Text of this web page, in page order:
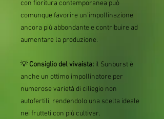
con fioritura contemporanea può
comunque favorire un'impollinazione
ancora più abbondante e contribuire ad
aumentare la produzione.
💡 Consiglio del vivaista: il Sunburst è
anche un ottimo impollinatore per
numerose varietà di ciliegio non
autofertili, rendendolo una scelta ideale
nei frutteti con più cultivar.